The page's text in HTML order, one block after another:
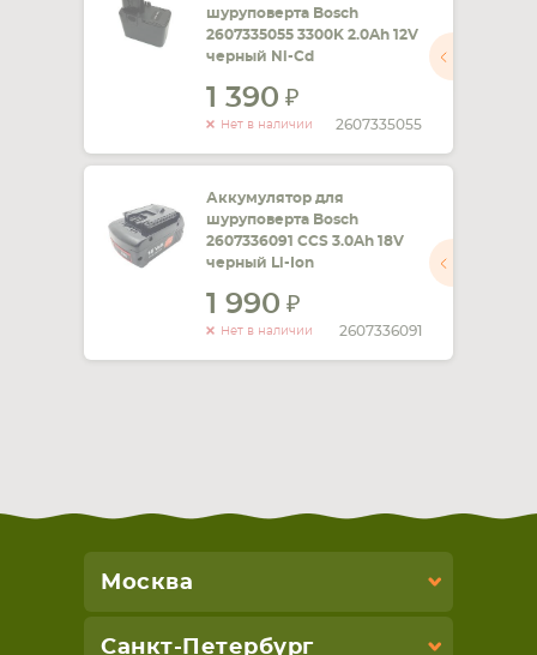
шуруповерта Bosch
2607335055 3300K 2.0Ah 12V
черный Ni-Cd
1 390
Нет в наличии 2607335055
Аккумулятор для
шуруповерта Bosch
2607336091 CCS 3.0Ah 18V
черный Li-Ion
1 990
Нет в наличии 2607336091
Москва
Санкт-Петербург